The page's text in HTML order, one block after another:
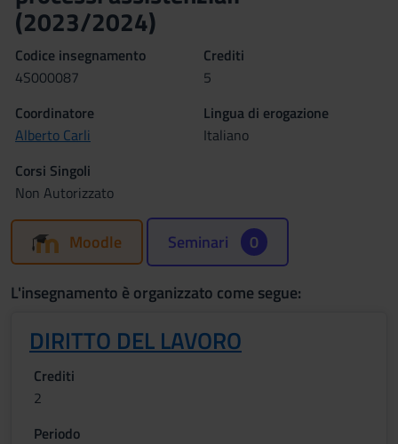
(2023/2024)
Codice insegnamento
4S000087
Crediti
5
Coordinatore
Alberto Carli
Lingua di erogazione
Italiano
Corsi Singoli
Non Autorizzato
Moodle Seminari 0
L'insegnamento è organizzato come segue:
DIRITTO DEL LAVORO
Crediti
2
Periodo